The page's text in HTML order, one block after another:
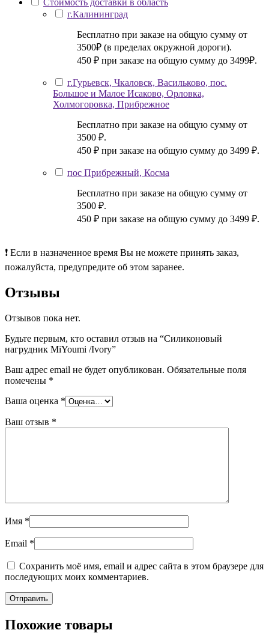
Стоимость доставки в область
г.Калининград
Бесплатно при заказе на общую сумму от
3500₽ (в пределах окружной дороги).
450 ₽ при заказе на общую сумму до 3499₽.
г.Гурьевск, Чкаловск, Васильково, пос.
Большое и Малое Исаково, Орловка,
Холмогоровка, Прибрежное
Бесплатно при заказе на общую сумму от
3500 ₽.
450 ₽ при заказе на общую сумму до 3499 ₽.
пос Прибрежный, Косма
Бесплатно при заказе на общую сумму от
3500 ₽.
450 ₽ при заказе на общую сумму до 3499 ₽.
❗ Если в назначенное время Вы не можете принять заказ,
пожалуйста, предупредите об этом заранее.
Отзывы
Отзывов пока нет.
Будьте первым, кто оставил отзыв на “Силиконовый
нагрудник MiYoumi /Ivory”
Ваш адрес email не будет опубликован. Обязательные поля
помечены *
Ваша оценка *
Ваш отзыв *
Имя *
Email *
Сохранить моё имя, email и адрес сайта в этом браузере для
последующих моих комментариев.
Похожие товары